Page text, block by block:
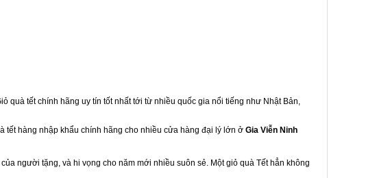
quà tết chính hãng uy tín tốt nhất tới từ nhiều quốc gia nổi tiếng như Nhật Bản,
tết hàng nhập khẩu chính hãng cho nhiều cửa hàng đại lý lớn ở Gia Viễn Ninh
người tặng, và hi vọng cho năm mới nhiều suôn sẻ. Một giỏ quà Tết hẳn không